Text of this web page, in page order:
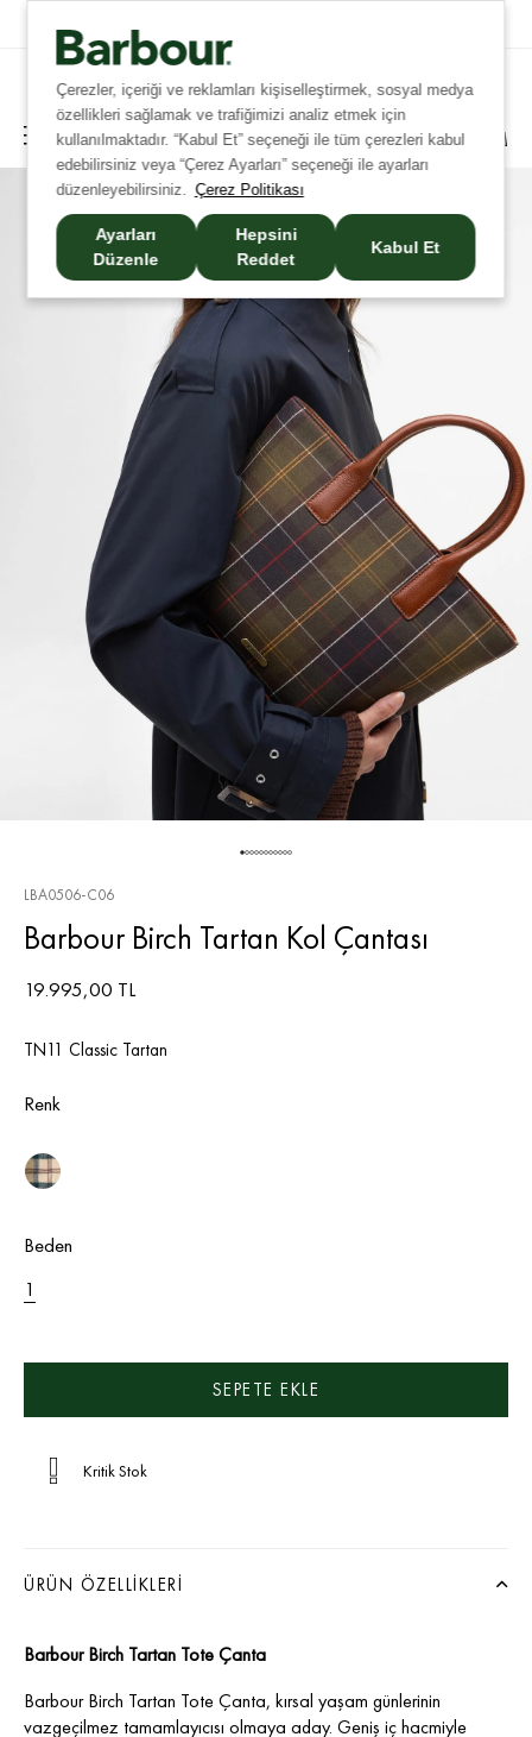
Çerezler, içeriği ve reklamları kişiselleştirmek, sosyal medya
özellikleri sağlamak ve trafiğimizi analiz etmek için
kullanılmaktadır. “Kabul Et” seçeneği ile tüm çerezleri kabul
edebilirsiniz veya “Çerez Ayarları” seçeneği ile ayarları
düzenleyebilirsiniz. Çerez Politikası
Ayarları
Düzenle
Hepsini
Reddet
Kabul Et
LBA0506-C06
Barbour Birch Tartan Kol Çantası
19.995,00 TL
TN11 Classic Tartan
Renk
Beden
1
Kritik Stok
ÜRÜN ÖZELLIKLERI
Barbour Birch Tartan Tote Çanta
Barbour Birch Tartan Tote Çanta, kırsal yaşam günlerinin
vazgeçilmez tamamlayıcısı olmaya aday. Geniş iç hacmiyle